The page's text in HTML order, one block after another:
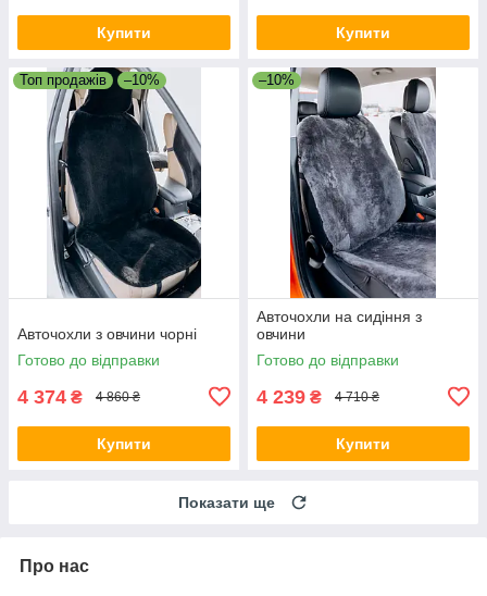
Купити Купити
Топ продажів –10%
Авточохли з овчини чорні
Готово до відправки
4 374 ₴ 4 860 ₴
Купити
–10%
Авточохли на сидіння з
овчини
Готово до відправки
4 239 ₴ 4 710 ₴
Купити
Показати ще
Про нас